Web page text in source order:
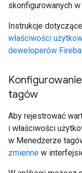
skonfigurowanych
Instrukcje dotyczące
właściwości
deweloperów
tagów
Aby rejestrować
i właściwości
w Menedżerze
zmienne w